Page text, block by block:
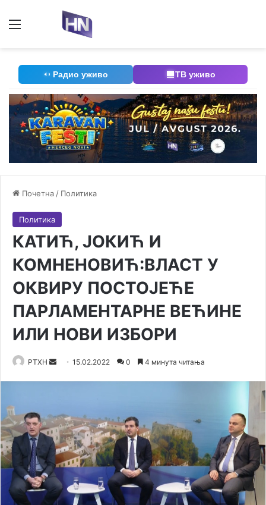
Мени
Радио уживо ТВ уживо
Почетна / Политика
Политика
КАТИЋ, ЈОКИЋ И
КОМНЕНОВИЋ:ВЛАСТ У
ОКВИРУ ПОСТОЈЕЋЕ
ПАРЛАМЕНТАРНЕ ВЕЋИНЕ
ИЛИ НОВИ ИЗБОРИ
РТХН
Send15.02.2022 0 4 минута читања